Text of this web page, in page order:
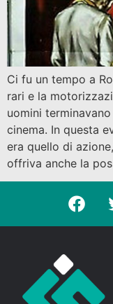
Ci fu un tempo a
rari e la
uomini
cinema. In questa
era quello di
offriva anche la